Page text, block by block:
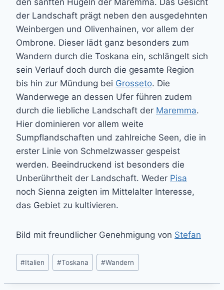
den sanften Hügeln der Maremma. Das Gesicht
der Landschaft prägt neben den ausgedehnten
Weinbergen und Olivenhainen, vor allem der
Ombrone. Dieser lädt ganz besonders zum
Wandern durch die Toskana ein, schlängelt sich
sein Verlauf doch durch die gesamte Region
bis hin zur Mündung bei Grosseto. Die
Wanderwege an dessen Ufer führen zudem
durch die liebliche Landschaft der Maremma.
Hier dominieren vor allem weite
Sumpflandschaften und zahlreiche Seen, die in
erster Linie von Schmelzwasser gespeist
werden. Beeindruckend ist besonders die
Unberührtheit der Landschaft. Weder Pisa
noch Sienna zeigten im Mittelalter Interesse,
das Gebiet zu kultivieren.
Bild mit freundlicher Genehmigung von Stefan
Post
Tags:
#Italien #Toskana #Wandern